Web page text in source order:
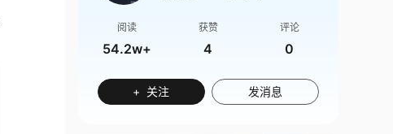
阅读
54.2w+
获赞
4
评论
0
+ 关注 发消息